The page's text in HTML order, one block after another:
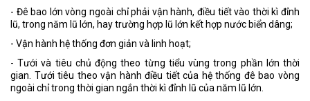
- Đê bao lớn vòng ngoài chỉ phải vận hành, điều tiết vào thời kì đỉnh
lũ, trong năm lũ lớn, hay trường hợp lũ lớn kết hợp nước biển dâng;
- Vận hành hệ thống đơn giản và linh hoạt;
- Tưới và tiêu chủ động theo từng tiểu vùng trong phần lớn thời
gian. Tưới tiêu theo vận hành điều tiết của hệ thống đê bao vòng
ngoài chỉ trong thời gian ngắn thời kì đỉnh lũ của năm lũ lớn.